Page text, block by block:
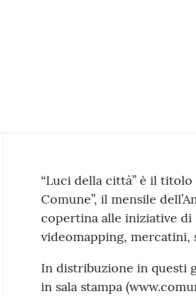
Contenuto
“Luci della città” è il
Comune”, il mensile
copertina alle iniziative di
videomapping,
In distribuzione in questi
in sala stampa